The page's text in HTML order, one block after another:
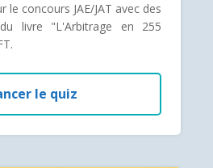
le concours JAE/JAT avec des
livre "L'Arbitrage en 255
le quiz